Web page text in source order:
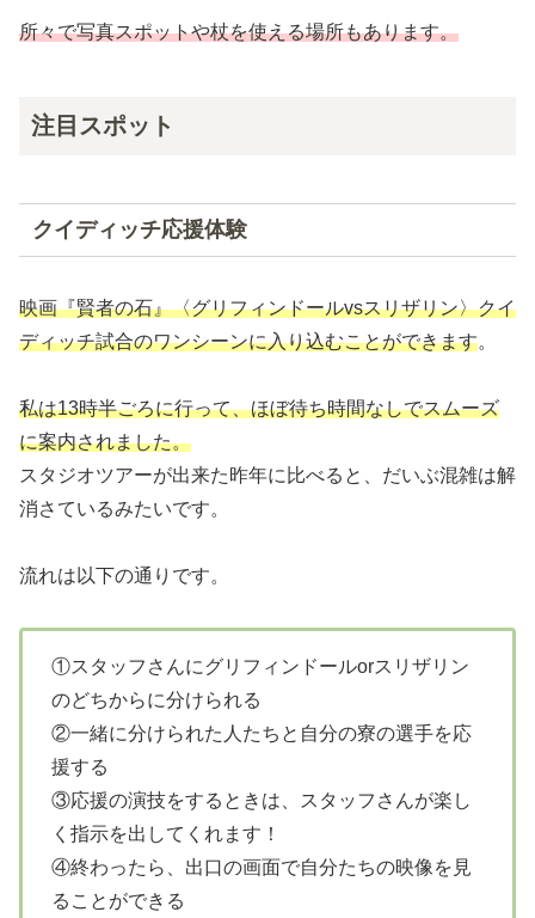
所々で写真スポットや杖を使える場所もあります。
注目スポット
クイディッチ応援体験
映画『賢者の石』〈グリフィンドールvsスリザリン〉クイ
ディッチ試合のワンシーンに入り込むことができます。
私は13時半ごろに行って、ほぼ待ち時間なしでスムーズ
に案内されました。
スタジオツアーが出来た昨年に比べると、だいぶ混雑は解
消さているみたいです。
流れは以下の通りです。
①スタッフさんにグリフィンドールorスリザリン
のどちからに分けられる
②一緒に分けられた人たちと自分の寮の選手を応
援する
③応援の演技をするときは、スタッフさんが楽し
く指示を出してくれます！
④終わったら、出口の画面で自分たちの映像を見
ることができる